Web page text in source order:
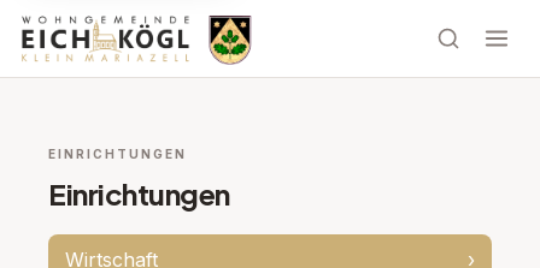
EINRICHTUNGEN
Einrichtungen
Wirtschaft ›